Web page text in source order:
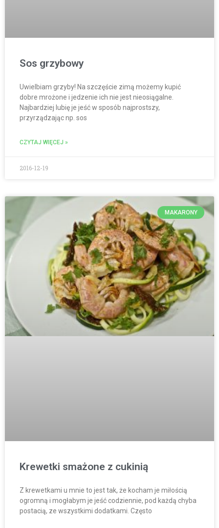
Sos grzybowy
Uwielbiam grzyby! Na szczęście zimą możemy kupić
dobre mrożone i jedzenie ich nie jest nieosiągalne.
Najbardziej lubię je jeść w sposób najprostszy,
przyrządzając np. sos
CZYTAJ WIĘCEJ »
2016-12-19
MAKARONY
Krewetki smażone z cukinią
Z krewetkami u mnie to jest tak, że kocham je miłością
ogromną i mogłabym je jeść codziennie, pod każdą chyba
postacią, ze wszystkimi dodatkami. Często